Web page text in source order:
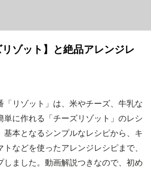
ゾット】と絶品アレンジレ
「リゾット」は、米やチーズ、牛乳な
単に作れる「チーズリゾット」のレシ
基本となるシンプルなレシピから、キ
トなどを使ったアレンジレシピまで、
しました。動画解説つきなので、初め